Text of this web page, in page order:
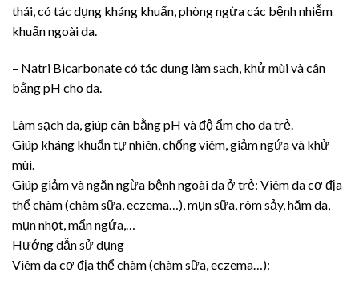
thái, có tác dụng kháng khuẩn, phòng ngừa các bệnh nhiễm
khuẩn ngoài da.
– Natri Bicarbonate có tác dụng làm sạch, khử mùi và cân
bằng pH cho da.
Làm sạch da, giúp cân bằng pH và độ ẩm cho da trẻ.
Giúp kháng khuẩn tự nhiên, chống viêm, giảm ngứa và khử
mùi.
Giúp giảm và ngăn ngừa bệnh ngoài da ở trẻ: Viêm da cơ địa
thể chàm (chàm sữa, eczema…), mụn sữa, rôm sảy, hăm da,
mụn nhọt, mẩn ngứa,…
Hướng dẫn sử dụng
Viêm da cơ địa thể chàm (chàm sữa, eczema…):